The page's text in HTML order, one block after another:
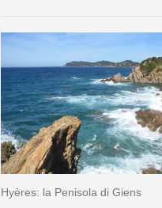
Hyères: la Penisola di Giens